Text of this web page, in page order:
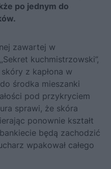
po jednym do
zawartej w
kuchmistrzowski”,
z kapłona w
środka mieszanki
pod przykryciem
sprawi, że skóra
ponownie kształt
będą zachodzić
wpakował całego